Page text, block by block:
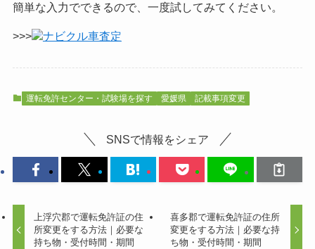
簡単な入力でできるので、一度試してみてください。
>>> ナビクル車査定
運転免許センター・試験場を探す 愛媛県 記載事項変更
SNSで情報をシェア
上浮穴郡で運転免許証の住
所変更をする方法｜必要な
持ち物・受付時間・期間
喜多郡で運転免許証の住所
変更をする方法｜必要な持
ち物・受付時間・期間